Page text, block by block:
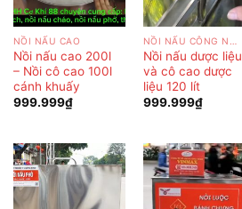
NỒI NẤU CAO
Nồi nấu cao 200l
– Nồi cô cao 100l
cánh khuấy
999.999₫
Nồi nấu dược liệu
và cô cao dược
liệu 120 lít
999.999₫